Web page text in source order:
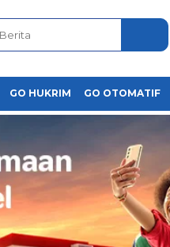
GO HUKRIM GO OTOMATIF